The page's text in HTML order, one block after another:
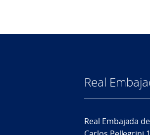
Real
Real Embajada